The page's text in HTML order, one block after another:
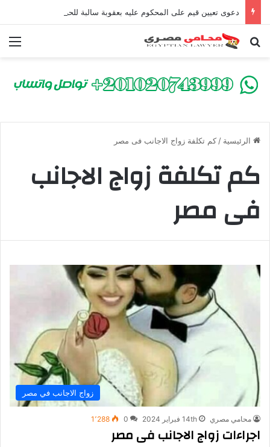
بحث عن
الرئيسية / كم تكلفة زواج الاجانب فى مصر
كم تكلفة زواج الاجانب
فى مصر
زواج الاجانب في مصر
محامي مصري 14th فبراير 2024 0 1٬288
اجراءات زواج الاجانب فى مصر